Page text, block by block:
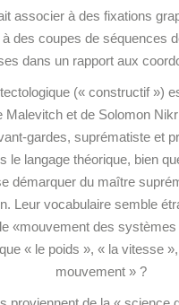
associer à des fixations
à des coupes de séquences
dans un rapport aux
(« constructif »)
Malevitch et de Solomon
gardes, suprématiste et
le langage théorique, bien
démarquer du maître
Leur vocabulaire semble
«mouvement des
« le poids », « la vitesse
mouvement » ?